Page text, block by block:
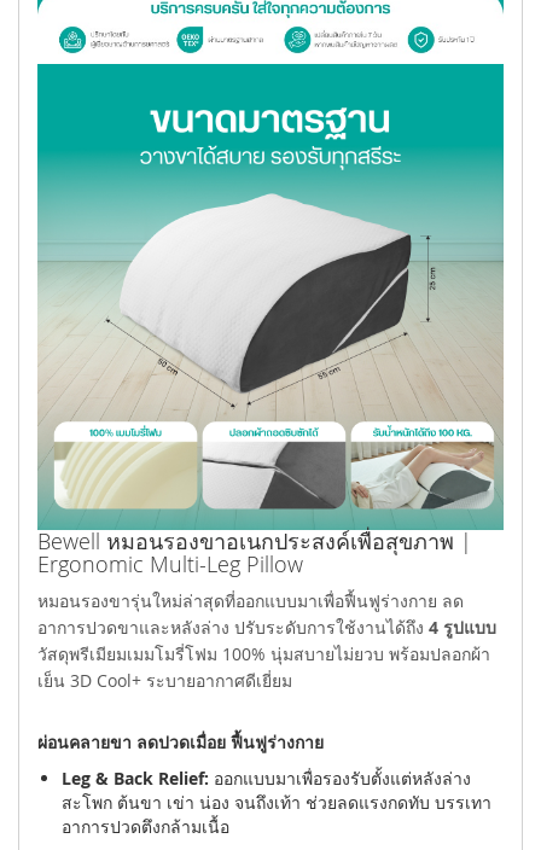
Bewell หมอนรองขาอเนกประสงค์เพื่อสุขภาพ |
Ergonomic Multi-Leg Pillow
หมอนรองขารุ่นใหม่ล่าสุดที่ออกแบบมาเพื่อฟื้นฟูร่างกาย ลด
อาการปวดขาและหลังล่าง ปรับระดับการใช้งานได้ถึง 4 รูปแบบ
วัสดุพรีเมียมเมมโมรี่โฟม 100% นุ่มสบายไม่ยวบ พร้อมปลอกผ้า
เย็น 3D Cool+ ระบายอากาศดีเยี่ยม
ผ่อนคลายขา ลดปวดเมื่อย ฟื้นฟูร่างกาย
Leg & Back Relief: ออกแบบมาเพื่อรองรับตั้งแต่หลังล่าง
สะโพก ต้นขา เข่า น่อง จนถึงเท้า ช่วยลดแรงกดทับ บรรเทา
อาการปวดตึงกล้ามเนื้อ